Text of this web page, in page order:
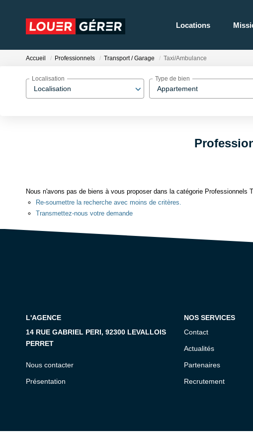
Locations
Accueil Professionnels Transport / Garage Taxi/Ambulance
Localisation
Localisation
Appartement
Type de bien
Nous n'avons pas de biens à vous proposer dans la catégorie
Re-soumettre la recherche avec moins de critères.
Transmettez-nous votre demande
L'AGENCE
14 RUE GABRIEL PERI, 92300 LEVALLOIS
PERRET
Nous contacter
Présentation
NOS SERVICES
Contact
Actualités
Partenaires
Recrutement